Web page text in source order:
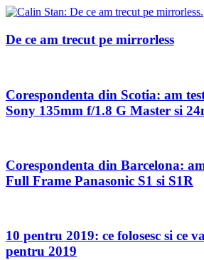
De ce am trecut pe mirrorless
Corespondenta din Scotia: am
Sony 135mm f/1.8 G Master si
Corespondenta din Barcelona:
Full Frame Panasonic S1 si S1R
10 pentru 2019: ce folosesc si ce
pentru 2019